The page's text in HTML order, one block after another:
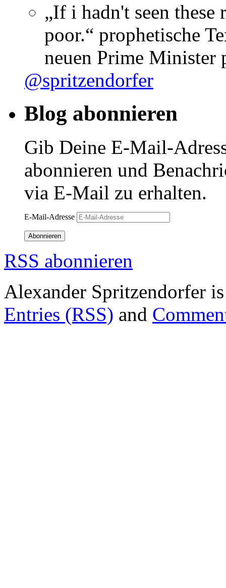
„If i hadn't seen
poor.“ prophetische
neuen Prime Minister
@spritzendorfer
Blog abonnieren
Gib Deine E-Mail-
abonnieren und
via E-Mail zu erhalten.
E-Mail-Adresse
Abonnieren
RSS abonnieren
Alexander Spritzendorfer
Entries (RSS) and